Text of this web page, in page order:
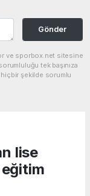
Gönder
ve sporbox.net sitesine
tek başınıza
şekilde sorumlu
lise